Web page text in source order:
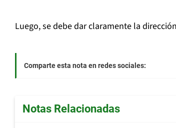
Luego, se debe dar claramente la
Comparte esta nota en redes sociales:
Notas Relacionadas